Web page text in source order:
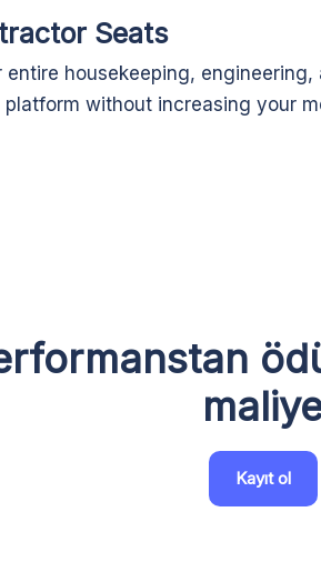
Seats
housekeeping, engineering,
without increasing your
Kayıt ol